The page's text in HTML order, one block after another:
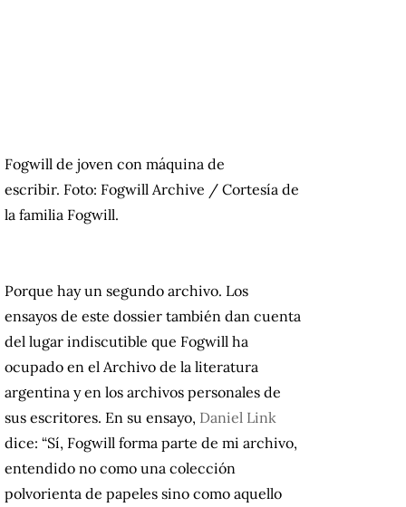
Fogwill de joven con máquina de
escribir. Foto: Fogwill Archive / Cortesía de
la familia Fogwill.
Porque hay un segundo archivo. Los
ensayos de este dossier también dan cuenta
del lugar indiscutible que Fogwill ha
ocupado en el Archivo de la literatura
argentina y en los archivos personales de
sus escritores. En su ensayo, Daniel Link
dice: “Sí, Fogwill forma parte de mi archivo,
entendido no como una colección
polvorienta de papeles sino como aquello